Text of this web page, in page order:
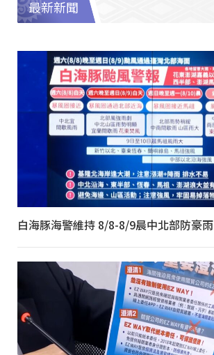
最新新聞
白海豚海警維持 8/8-8/9晨中北部防豪雨